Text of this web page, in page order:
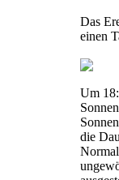
Das
einen
Um
die